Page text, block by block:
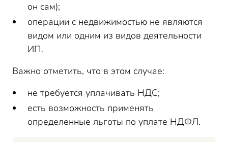
он сам);
операции с недвижимостью не являются
видом или одним из видов деятельности
ИП.
Важно отметить, что в этом случае:
не требуется уплачивать НДС;
есть возможность применять
определенные льготы по уплате НДФЛ.